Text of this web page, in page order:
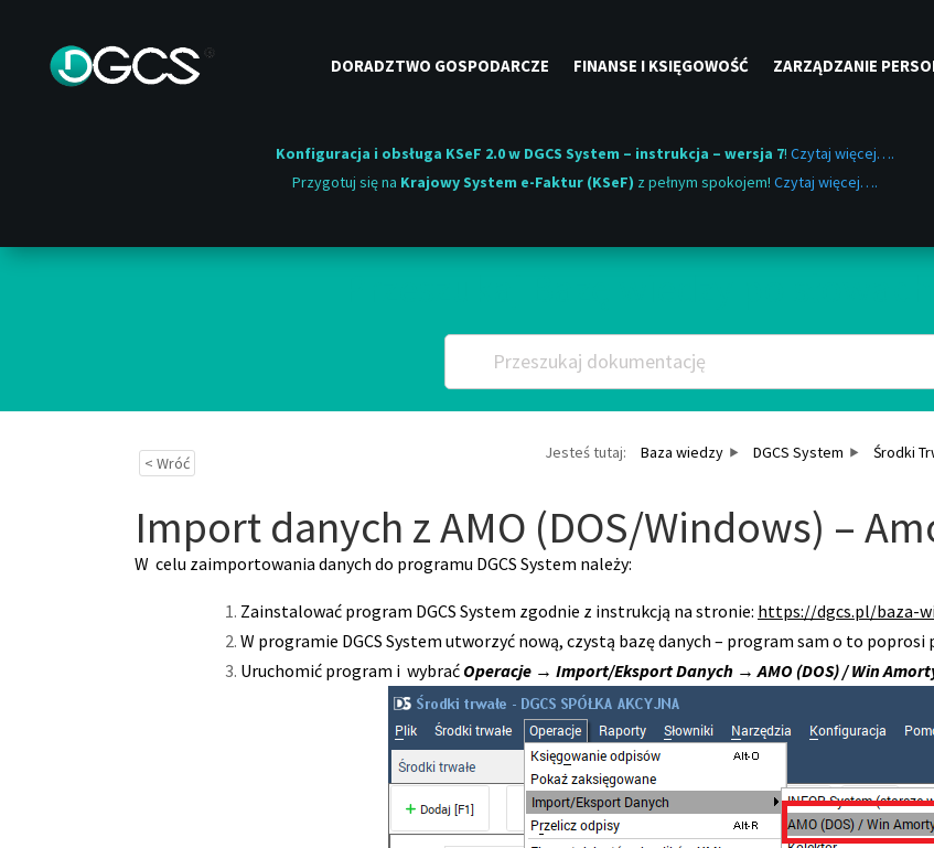
DORADZTWO GOSPODARCZE FINANSE I KSIĘGOWOŚĆ ZARZĄDZANIE
Konfiguracja i obsługa KSeF 2.0 w DGCS System – instrukcja – wersja 7! Czytaj więcej….
Przygotuj się na Krajowy System e-Faktur (KSeF) z pełnym spokojem! Czytaj więcej….
< Wróć
Jesteś tutaj: Baza wiedzy DGCS System Środki
Import danych z AMO (DOS/Windows) –
W celu zaimportowania danych do programu DGCS System należy:
Zainstalować program DGCS System zgodnie z instrukcją na stronie: https://dgcs.pl/baza-
W programie DGCS System utworzyć nową, czystą bazę danych – program sam o to
Uruchomić program i wybrać Operacje → Import/Eksport Danych → AMO (DOS) / Win